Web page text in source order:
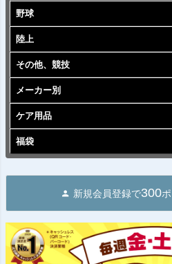
野球
陸上
その他、競技
メーカー別
ケア用品
福袋
新規会員登録で300